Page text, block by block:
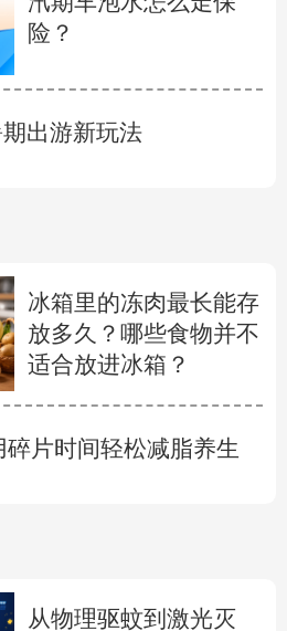
险？
期出游新玩法
冰箱里的冻肉最长能存
放多久？哪些食物并不
适合放进冰箱？
片时间轻松减脂养生
从物理驱蚊到激光灭